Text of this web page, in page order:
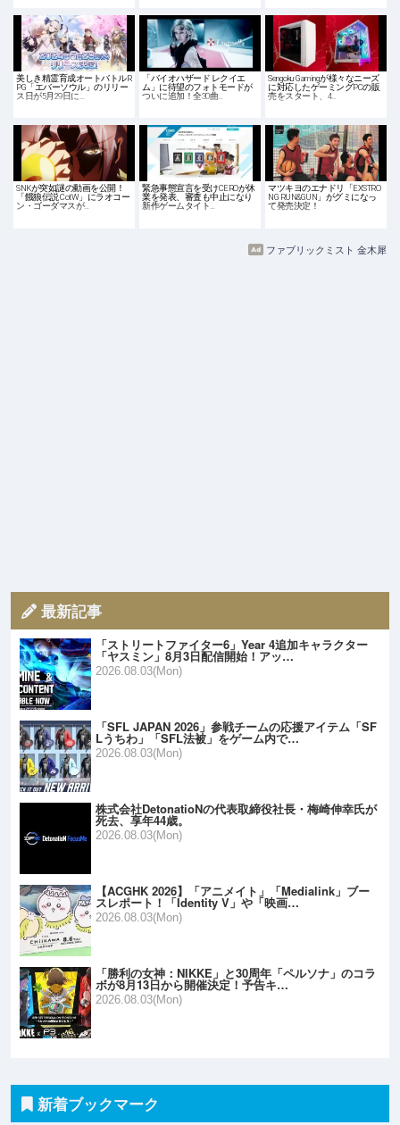
美しき精霊育成オートバトルR
PG「エバーソウル」のリリー
ス日が5月29日に…
「バイオハザード レクイエ
ム」に待望のフォトモードが
ついに追加！全30曲…
Sengoku Gamingが様々なニーズ
に対応したゲーミングPCの販
売をスタート、4…
SNKが突如謎の動画を公開！
「餓狼伝説 CotW」にラオコー
ン・ゴーダマスが…
緊急事態宣言を受けCEROが休
業を発表、審査も中止になり
新作ゲームタイト…
マツキヨのエナドリ「EXSTRO
NG RUN&GUN」がグミになっ
て発売決定！
ファブリックミスト 金木犀
最新記事
「ストリートファイター6」Year 4追加キャラクター
「ヤスミン」8月3日配信開始！アッ…
2026.08.03(Mon)
「SFL JAPAN 2026」参戦チームの応援アイテム「SF
Lうちわ」「SFL法被」をゲーム内で…
2026.08.03(Mon)
株式会社DetonatioNの代表取締役社長・梅崎伸幸氏が
死去、享年44歳。
2026.08.03(Mon)
【ACGHK 2026】「アニメイト」「Medialink」ブー
スレポート！「Identity V」や「映画…
2026.08.03(Mon)
「勝利の女神：NIKKE」と30周年「ペルソナ」のコラ
ボが8月13日から開催決定！予告キ…
2026.08.03(Mon)
新着ブックマーク